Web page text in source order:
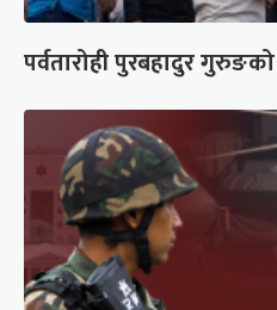
पर्वतारोही पुरबहादुर